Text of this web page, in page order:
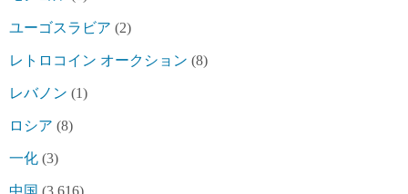
ユーゴスラビア (2)
レトロコイン オークション (8)
レバノン (1)
ロシア (8)
一化 (3)